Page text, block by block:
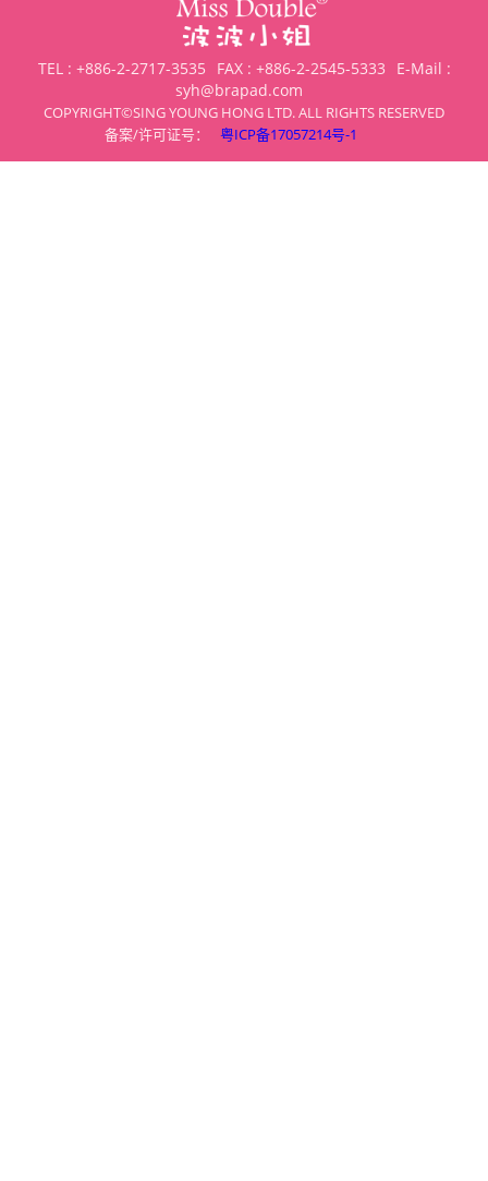
TEL : +886-2-2717-3535 FAX : +886-2-2545-5333
E-Mail :
syh@brapad.com
COPYRIGHT©SING YOUNG HONG LTD. ALL RIGHTS RESERVED
备案/许可证号：
粤ICP备17057214号-1